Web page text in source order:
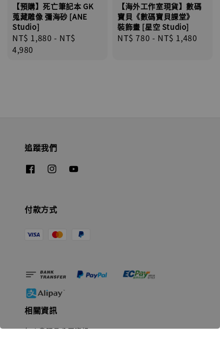
【預購】死亡筆記本 GK
蒐藏雕像 彌海砂 [ANE
Studio]
Regular
price
NT$ 1,880 - NT$
4,980
【海外工作室現貨】數碼
寶貝《數碼寶貝課堂》
裝飾畫 [星空 Studio]
Regular
NT$ 780 - NT$ 1,480
追蹤我們
付款方式
相關資訊
無人島玩具公司資訊